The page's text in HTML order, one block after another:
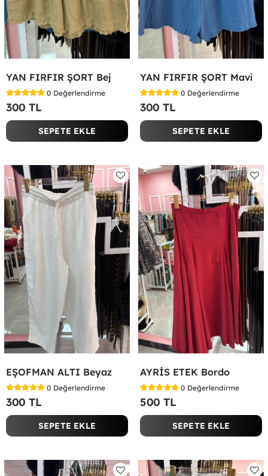
YAN FIRFIR ŞORT Bej
0 Değerlendirme
300 TL
SEPETE EKLE
YAN FIRFIR ŞORT Mavi
0 Değerlendirme
300 TL
SEPETE EKLE
EŞOFMAN ALTI Beyaz
0 Değerlendirme
300 TL
SEPETE EKLE
AYRİS ETEK Bordo
0 Değerlendirme
500 TL
SEPETE EKLE